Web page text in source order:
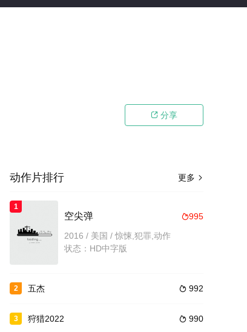
 分享
更多 
动作片排行
1
995
空尖弹
2016 / 美国 / 惊悚,犯罪,动作
状态：HD中字版
2  992
五杰
3  990
狩猎2022